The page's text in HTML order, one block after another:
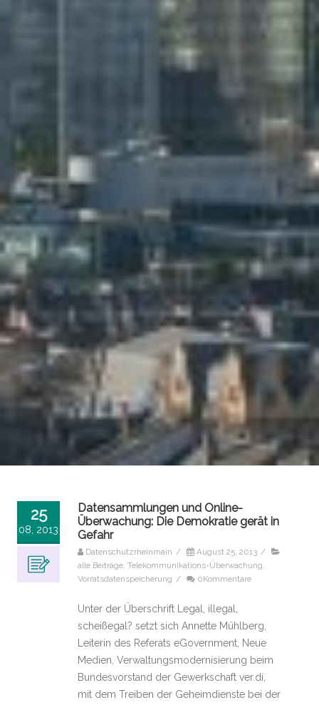
25
08, 2013
Datensammlungen und Online-
Überwachung: Die Demokratie gerät in
Gefahr
Datenschutzrheinmain / August 25, 2013 /
alle Beiträge, Telekommunikations-Überwachung,
Vorratsdatenspeicherung / 0Kommentare
Unter der Überschrift Legal, illegal,
scheißegal? setzt sich Annette Mühlberg,
Leiterin des Referats eGovernment, Neue
Medien, Verwaltungsmodernisierung beim
Bundesvorstand der Gewerkschaft ver.di,
mit dem Treiben der Geheimdienste bei der